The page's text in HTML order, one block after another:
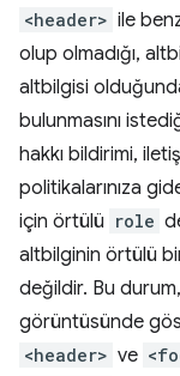
<header> ile
olup olmadığı,
altbilgisi
bulunmasını
hakkı bildirimi,
politikalarınıza
için örtülü role
altbilginin örtülü
değildir. Bu
görüntüsünde
<header> ve